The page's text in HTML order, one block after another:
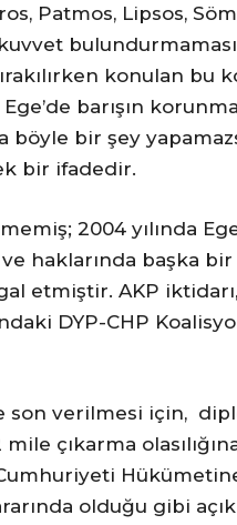
Patmos, Lipsos,
konulan bu
barışın
böyle bir şey
bir ifadedir.
2004 yılında
haklarında başka
etmiştir. AKP
DYP-CHP
son verilmesi için,
çıkarma
olduğu gibi